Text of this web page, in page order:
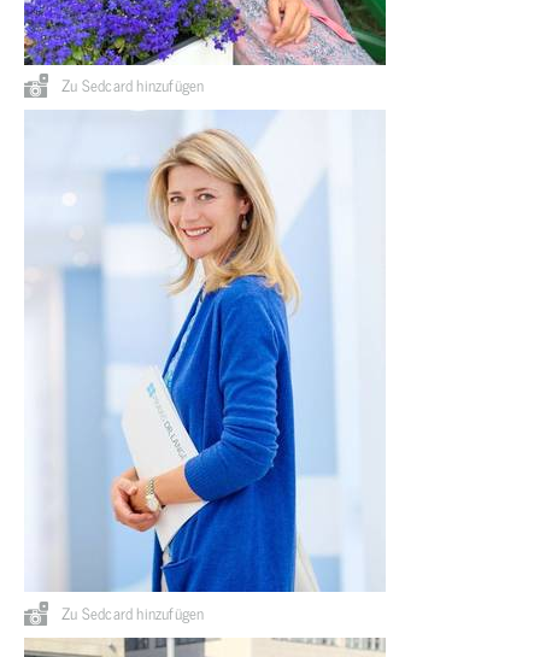
Zu Sedcard hinzufügen
Zu Sedcard hinzufügen